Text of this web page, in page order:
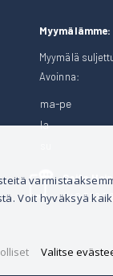
Myymälämme:
Myymälä
Avoinna:
ma-pe
la
Soita
040 528
Voit hyväksyä
Valitse